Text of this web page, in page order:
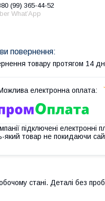
(99) 365-44-52
What’App
товару протягом 14
підключені електронні
який товар не покидаючи
стані. Деталі без